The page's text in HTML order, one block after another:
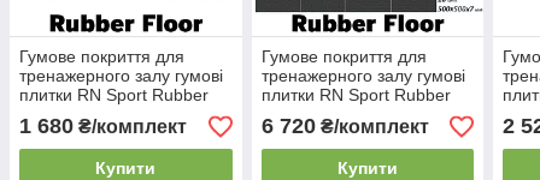
Гумове покриття для
тренажерного залу гумові
плитки RN Sport Rubber
Floor 500 x 500 x 7 мм (4
шт.)
1 680 ₴/комплект
Купити
Гумове покриття для
тренажерного залу гумові
плитки RN Sport Rubber
Floor 500 x 500 x 7 мм (16
шт.)
6 720₴/комплект
Купити
шт.)
2